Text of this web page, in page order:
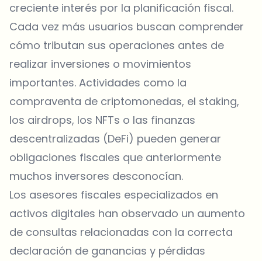
creciente interés por la planificación fiscal.
Cada vez más usuarios buscan comprender
cómo tributan sus operaciones antes de
realizar inversiones o movimientos
importantes. Actividades como la
compraventa de criptomonedas, el staking,
los airdrops, los NFTs o las finanzas
descentralizadas (DeFi) pueden generar
obligaciones fiscales que anteriormente
muchos inversores desconocían.
Los asesores fiscales especializados en
activos digitales han observado un aumento
de consultas relacionadas con la correcta
declaración de ganancias y pérdidas